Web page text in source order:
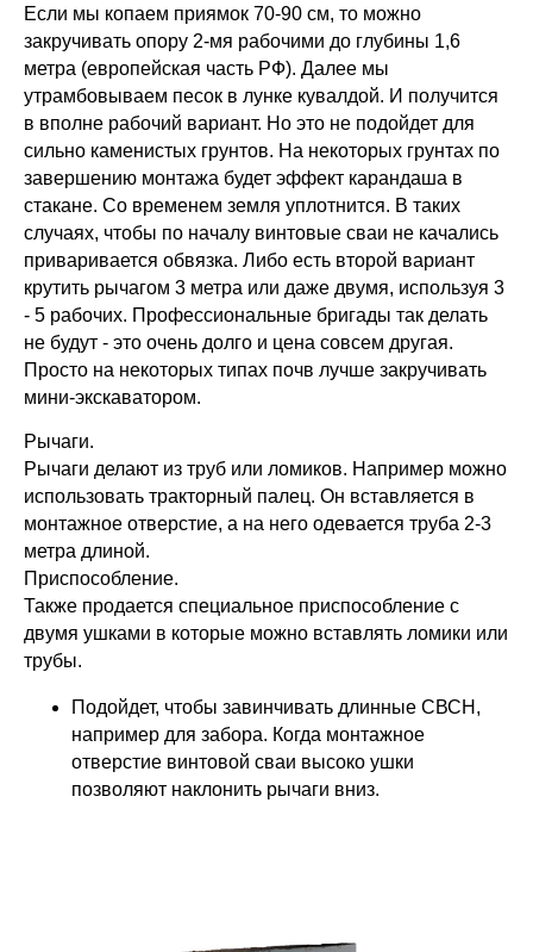
Если мы копаем приямок 70-90 см, то можно
закручивать опору 2-мя рабочими до глубины 1,6
метра (европейская часть РФ). Далее мы
утрамбовываем песок в лунке кувалдой. И получится
в вполне рабочий вариант. Но это не подойдет для
сильно каменистых грунтов. На некоторых грунтах по
завершению монтажа будет эффект карандаша в
стакане. Со временем земля уплотнится. В таких
случаях, чтобы по началу винтовые сваи не качались
приваривается обвязка. Либо есть второй вариант
крутить рычагом 3 метра или даже двумя, используя 3
- 5 рабочих. Профессиональные бригады так делать
не будут - это очень долго и цена совсем другая.
Просто на некоторых типах почв лучше закручивать
мини-экскаватором.
Рычаги.
Рычаги делают из труб или ломиков. Например можно
использовать тракторный палец. Он вставляется в
монтажное отверстие, а на него одевается труба 2-3
метра длиной.
Приспособление.
Также продается специальное приспособление с
двумя ушками в которые можно вставлять ломики или
трубы.
Подойдет, чтобы завинчивать длинные СВСН,
например для забора. Когда монтажное
отверстие винтовой сваи высоко ушки
позволяют наклонить рычаги вниз.